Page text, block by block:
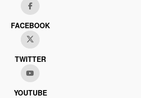
FACEBOOK
TWITTER
YOUTUBE